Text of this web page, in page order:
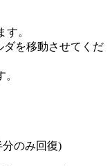
。
ダを移動させてくだ
分のみ回復)